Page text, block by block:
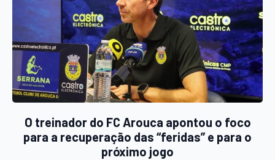
O treinador do FC Arouca apontou o foco
para a recuperação das “feridas” e para o
próximo jogo